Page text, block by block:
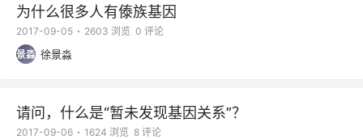
为什么很多人有傣族基因
景淼 徐景淼
2017-09-05 2603 浏览 0 评论
请问，什么是“暂未发现基因关系”？
2017-09-06 1624 浏览 8 评论